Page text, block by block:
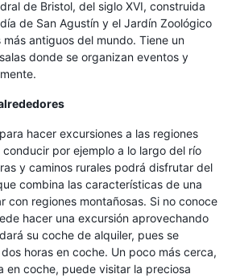
de Bristol, del siglo XVI, construida
de San Agustín y el Jardín Zoológico
antiguos del mundo. Tiene un
donde se organizan eventos y
hacer excursiones a las regiones
por ejemplo a lo largo del río
y caminos rurales podrá disfrutar del
combina las características de una
con regiones montañosas. Si no conoce
hacer una excursión aprovechando
su coche de alquiler, pues se
horas en coche. Un poco más cerca,
en coche, puede visitar la preciosa